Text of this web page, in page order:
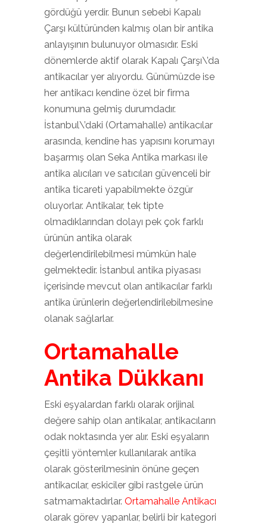
gördüğü yerdir. Bunun sebebi Kapalı
Çarşı kültüründen kalmış olan bir antika
anlayışının bulunuyor olmasıdır. Eski
dönemlerde aktif olarak Kapalı Çarşı\’da
antikacılar yer alıyordu. Günümüzde ise
her antikacı kendine özel bir firma
konumuna gelmiş durumdadır.
İstanbul\’daki (Ortamahalle) antikacılar
arasında, kendine has yapısını korumayı
başarmış olan Seka Antika markası ile
antika alıcıları ve satıcıları güvenceli bir
antika ticareti yapabilmekte özgür
oluyorlar. Antikalar, tek tipte
olmadıklarından dolayı pek çok farklı
ürünün antika olarak
değerlendirilebilmesi mümkün hale
gelmektedir. İstanbul antika piyasası
içerisinde mevcut olan antikacılar farklı
antika ürünlerin değerlendirilebilmesine
olanak sağlarlar.
Ortamahalle
Antika Dükkanı
Eski eşyalardan farklı olarak orijinal
değere sahip olan antikalar, antikacıların
odak noktasında yer alır. Eski eşyaların
çeşitli yöntemler kullanılarak antika
olarak gösterilmesinin önüne geçen
antikacılar, eskiciler gibi rastgele ürün
satmamaktadırlar. Ortamahalle Antikacı
olarak görev yapanlar, belirli bir kategori